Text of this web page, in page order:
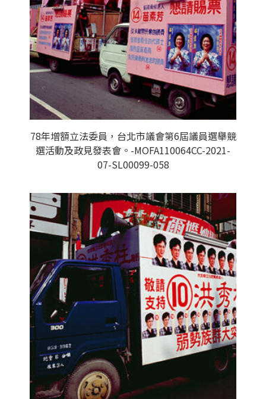
78年增額立法委員，台北市議會第6屆議員選舉競
選活動及政見發表會。-MOFA110064CC-2021-
07-SL00099-058